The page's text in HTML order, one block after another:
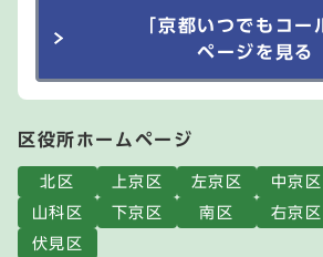
「京都いつでもコー
ページを見る
区役所ホームページ
北区 上京区 左京区 中京区
山科区
下京区 南区 右京区
伏見区